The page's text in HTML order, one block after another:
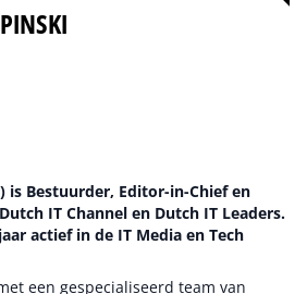
is Bestuurder, Editor-in-Chief en
IT Channel en Dutch IT Leaders.
actief in de IT Media en Tech
een gespecialiseerd team van